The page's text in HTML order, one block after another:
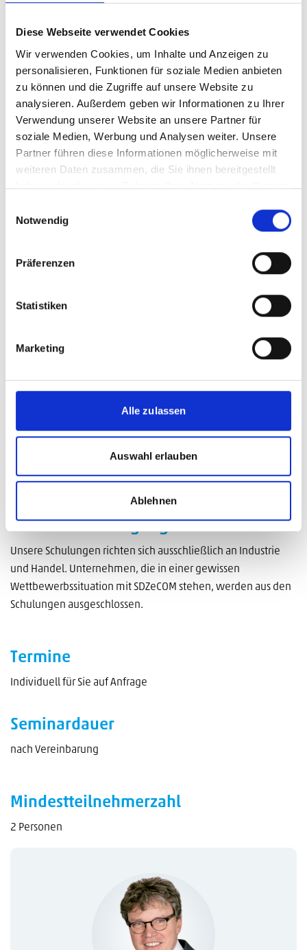
Diese Webseite verwendet Cookies
Wir verwenden Cookies, um Inhalte und Anzeigen zu
personalisieren, Funktionen für soziale Medien anbieten
zu können und die Zugriffe auf unsere Website zu
analysieren. Außerdem geben wir Informationen zu Ihrer
Verwendung unserer Website an unsere Partner für
soziale Medien, Werbung und Analysen weiter. Unsere
Partner führen diese Informationen möglicherweise mit
weiteren Daten zusammen, die Sie ihnen bereitgestellt
haben oder die sie im Rahmen Ihrer Nutzung der Dienste
Notwendig
Präferenzen
Statistiken
Marketing
Alle zulassen
Auswahl erlauben
Ablehnen
Der Workshop richtet sich an Teilnehmer, die für die
Unternehmen verantwortlich sind
wollen.
Teilnahmebedingungen
Unsere Schulungen richten sich ausschließlich an Industrie
und Handel. Unternehmen, die in einer gewissen
Wettbewerbssituation mit SDZeCOM stehen, werden aus den
Schulungen ausgeschlossen.
Termine
Individuell für Sie auf Anfrage
Seminardauer
nach Vereinbarung
Mindestteilnehmerzahl
2 Personen